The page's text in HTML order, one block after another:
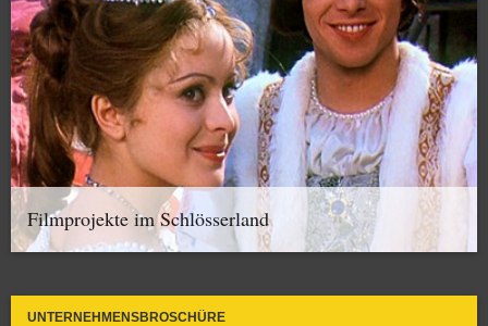
Filmprojekte im Schlösserland
UNTERNEHMENSBROSCHÜRE